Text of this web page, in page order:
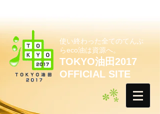
使い終わった全てのてんぷ
らeco油は資源へ。
TOKYO油田2017
OFFICIAL SITE